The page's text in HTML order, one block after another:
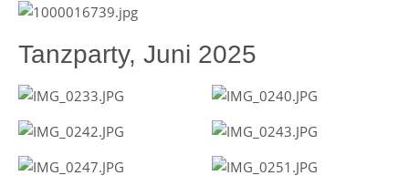
Tanzparty, Juni 2025